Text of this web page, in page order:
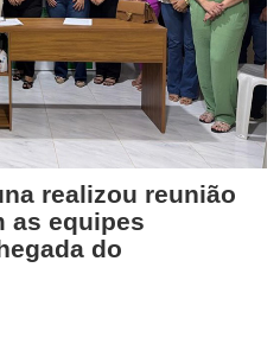
realizou reunião
as equipes
do